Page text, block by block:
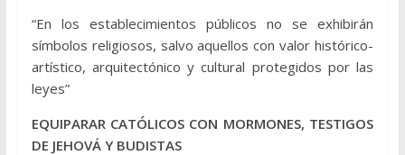
“En los establecimientos públicos no se exhibirán
símbolos religiosos, salvo aquellos con valor histórico-
artístico, arquitectónico y cultural protegidos por las
leyes”
EQUIPARAR CATÓLICOS CON MORMONES, TESTIGOS
DE JEHOVÁ Y BUDISTAS